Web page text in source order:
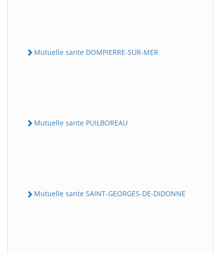
Mutuelle sante DOMPIERRE-SUR-MER
Mutuelle sante PUILBOREAU
Mutuelle sante SAINT-GEORGES-DE-DIDONNE